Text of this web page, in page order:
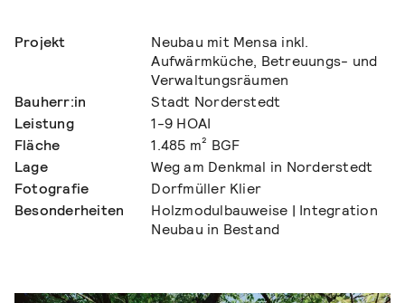
Projekt
Neubau mit Mensa inkl.
Aufwärmküche, Betreuungs- und
Verwaltungsräumen
Bauherr:in
Stadt Norderstedt
Leistung
1-9 HOAI
Fläche
1.485 m² BGF
Lage
Weg am Denkmal in Norderstedt
Fotografie
Dorfmüller Klier
Besonderheiten
Holzmodulbauweise | Integration
Neubau in Bestand